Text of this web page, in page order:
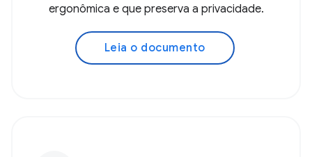
ergonômica e que preserva a privacidade.
Leia o documento